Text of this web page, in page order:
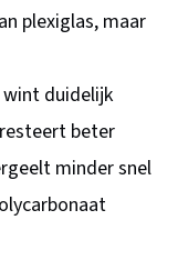
plexiglas, maar
wint duidelijk
beter
minder snel